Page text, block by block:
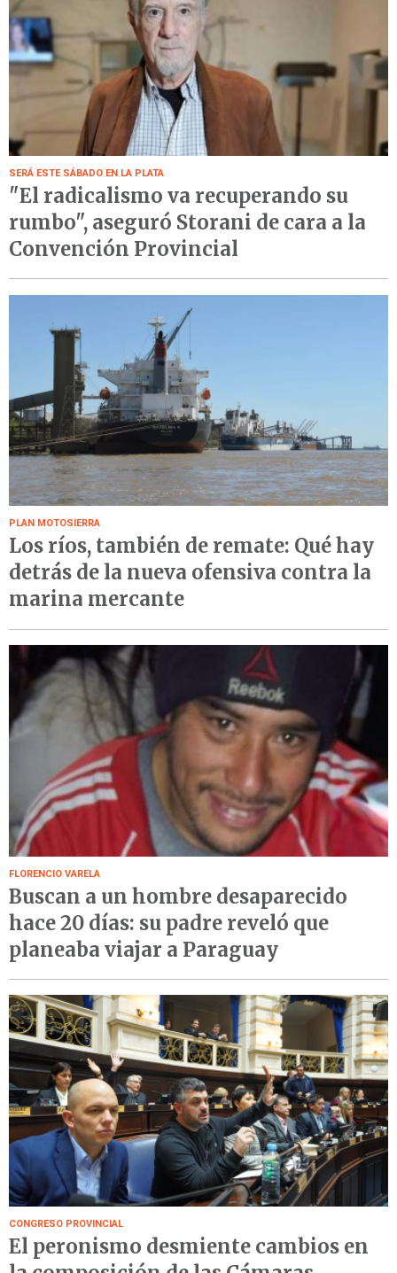
SERÁ ESTE SÁBADO EN LA PLATA
"El radicalismo va recuperando su
rumbo", aseguró Storani de cara a la
Convención Provincial
PLAN MOTOSIERRA
Los ríos, también de remate: Qué hay
detrás de la nueva ofensiva contra la
marina mercante
FLORENCIO VARELA
Buscan a un hombre desaparecido
hace 20 días: su padre reveló que
planeaba viajar a Paraguay
CONGRESO PROVINCIAL
El peronismo desmiente cambios en